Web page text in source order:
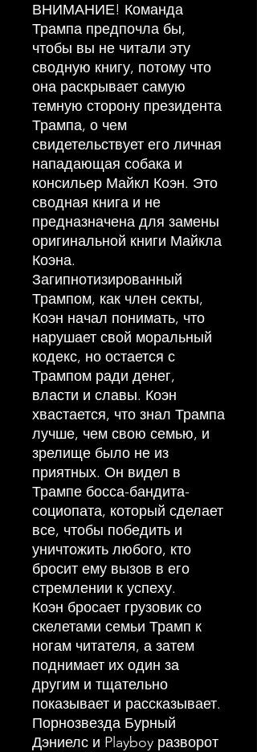
ВНИМАНИЕ! Команда
Трампа предпочла бы,
чтобы вы не читали эту
сводную книгу, потому что
она раскрывает самую
темную сторону президента
Трампа, о чем
свидетельствует его личная
нападающая собака и
консильер Майкл Коэн. Это
сводная книга и не
предназначена для замены
оригинальной книги Майкла
Коэна.
Загипнотизированный
Трампом, как член секты,
Коэн начал понимать, что
нарушает свой моральный
кодекс, но остается с
Трампом ради денег,
власти и славы. Коэн
хвастается, что знал Трампа
лучше, чем свою семью, и
зрелище было не из
приятных. Он видел в
Трампе босса-бандита-
социопата, который сделает
все, чтобы победить и
уничтожить любого, кто
бросит ему вызов в его
стремлении к успеху.
Коэн бросает грузовик со
скелетами семьи Трамп к
ногам читателя, а затем
поднимает их один за
другим и тщательно
показывает и рассказывает.
Порнозвезда Бурный
Дэниелс и Playboy разворот